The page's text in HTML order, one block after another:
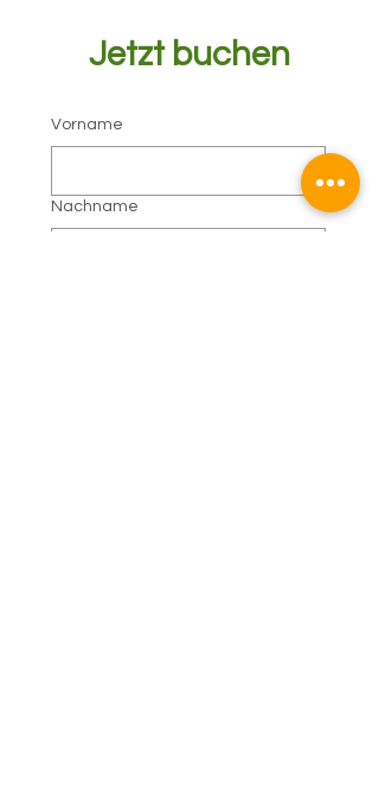
Jetzt buchen
Vorname
Nachname